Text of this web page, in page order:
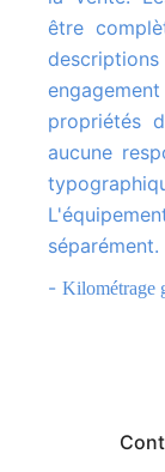
être
propriétés
aucune
séparément.
Kilométrage